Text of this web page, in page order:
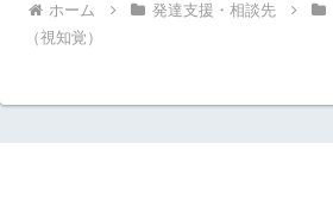
ホーム 発達支援・相談先
（視知覚）